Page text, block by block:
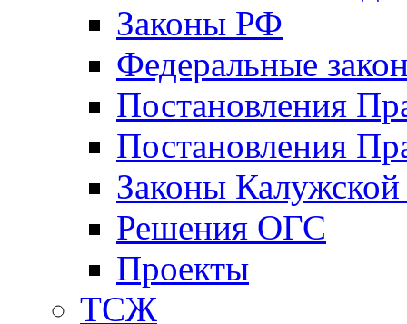
Законы РФ
Федеральные
Постановления
Постановления
Законы Калужской
Решения ОГС
Проекты
ТСЖ